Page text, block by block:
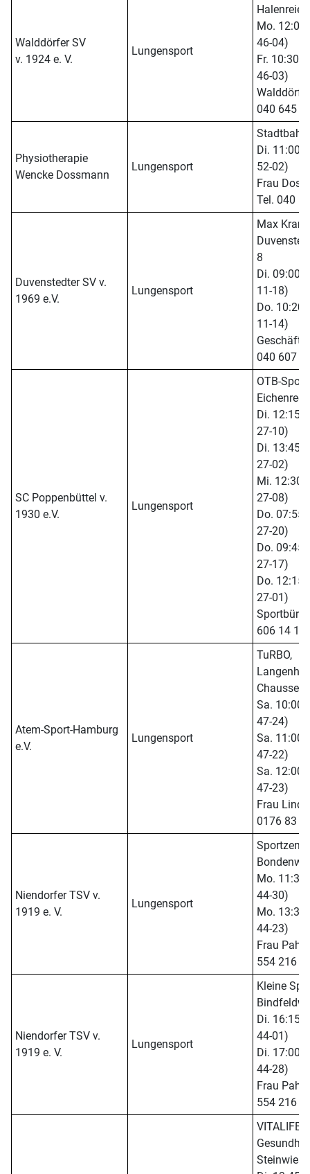
Walddörfer SV
v. 1924 e. V.
Lungensport
Halenreie
Mo. 12:00
46-04)
Fr. 10:30 -
46-03)
040 645
Physiotherapie
Wencke Dossmann
Lungensport
Di. 11:00 -
52-02)
Frau
Tel. 040
Duvenstedter SV v.
1969 e.V.
Lungensport
Max
8
Di. 09:00 -
11-18)
Do. 10:20
11-14)
040 607
SC Poppenbüttel v.
1930 e.V.
Lungensport
OTB-
Di. 12:15 -
27-10)
Di. 13:45 -
27-02)
Mi. 12:30
27-08)
Do. 07:55
27-20)
Do. 09:45
27-17)
Do. 12:15
27-01)
Sportbüro
606 14 14
Atem-Sport-Hamburg
e.V.
Lungensport
TuRBO,
Chaussee
Sa. 10:00
47-24)
Sa. 11:00
47-22)
Sa. 12:00
47-23)
Frau
0176 83
Niendorfer TSV v.
1919 e. V.
Lungensport
Mo. 11:30
44-30)
Mo. 13:30
44-23)
Frau
554 216
Niendorfer TSV v.
1919 e. V.
Lungensport
Kleine
Di. 16:15 -
44-01)
Di. 17:00 -
44-28)
Frau
554 216
VITALIFE